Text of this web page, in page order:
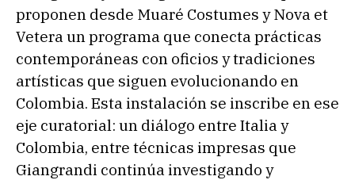
proponen desde Muaré Costumes y Nova et
Vetera un programa que conecta prácticas
contemporáneas con oficios y tradiciones
artísticas que siguen evolucionando en
Colombia. Esta instalación se inscribe en ese
eje curatorial: un diálogo entre Italia y
Colombia, entre técnicas impresas que
Giangrandi continúa investigando y